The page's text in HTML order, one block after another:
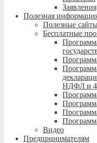
Полезная
Полезные
Бесплатные
НДФЛ и
Видео
Предпринимателям